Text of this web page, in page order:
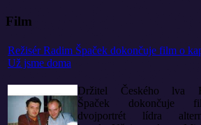
Film
Režisér Radim Špaček dokončuje film o
Už jsme doma
Držitel Českého lva
Špaček dokončuje
dvojportrét lídra